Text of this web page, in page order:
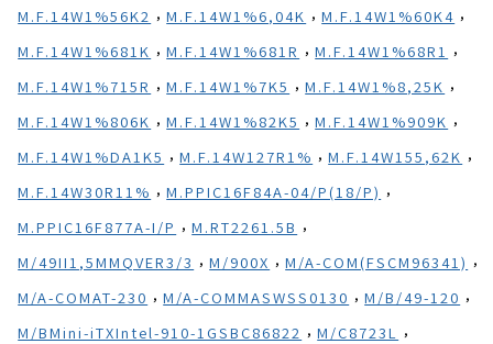
M.F.14W1%56K2 , M.F.14W1%6,04K , M.F.14W1%60K4 ,
M.F.14W1%681K , M.F.14W1%681R , M.F.14W1%68R1 ,
M.F.14W1%715R , M.F.14W1%7K5 , M.F.14W1%8,25K ,
M.F.14W1%806K , M.F.14W1%82K5 , M.F.14W1%909K ,
M.F.14W1%DA1K5 , M.F.14W127R1% , M.F.14W155,62K ,
M.F.14W30R11% , M.PPIC16F84A-04/P(18/P) ,
M.PPIC16F877A-I/P , M.RT2261.5B ,
M/49II1,5MMQVER3/3 , M/900X , M/A-COM(FSCM96341) ,
M/A-COMAT-230 , M/A-COMMASWSS0130 , M/B/49-120 ,
M/BMini-iTXIntel-910-1GSBC86822 , M/C8723L ,